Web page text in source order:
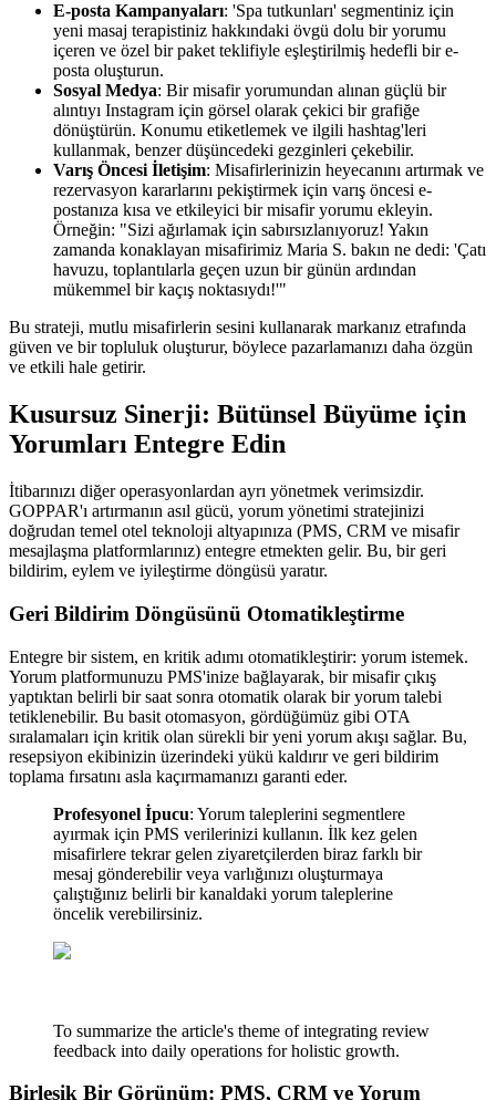
E-posta Kampanyaları: 'Spa tutkunları' segmentiniz için
yeni masaj terapistiniz hakkındaki övgü dolu bir yorumu
içeren ve özel bir paket teklifiyle eşleştirilmiş hedefli bir e-
posta oluşturun.
Sosyal Medya: Bir misafir yorumundan alınan güçlü bir
alıntıyı Instagram için görsel olarak çekici bir grafiğe
dönüştürün. Konumu etiketlemek ve ilgili hashtag'leri
kullanmak, benzer düşüncedeki gezginleri çekebilir.
Varış Öncesi İletişim: Misafirlerinizin heyecanını artırmak ve
rezervasyon kararlarını pekiştirmek için varış öncesi e-
postanıza kısa ve etkileyici bir misafir yorumu ekleyin.
Örneğin: "Sizi ağırlamak için sabırsızlanıyoruz! Yakın
zamanda konaklayan misafirimiz Maria S. bakın ne dedi: 'Çatı
havuzu, toplantılarla geçen uzun bir günün ardından
mükemmel bir kaçış noktasıydı!'"
Bu strateji, mutlu misafirlerin sesini kullanarak markanız etrafında
güven ve bir topluluk oluşturur, böylece pazarlamanızı daha özgün
ve etkili hale getirir.
Kusursuz Sinerji: Bütünsel Büyüme için
Yorumları Entegre Edin
İtibarınızı diğer operasyonlardan ayrı yönetmek verimsizdir.
GOPPAR'ı artırmanın asıl gücü, yorum yönetimi stratejinizi
doğrudan temel otel teknoloji altyapınıza (PMS, CRM ve misafir
mesajlaşma platformlarınız) entegre etmekten gelir. Bu, bir geri
bildirim, eylem ve iyileştirme döngüsü yaratır.
Geri Bildirim Döngüsünü Otomatikleştirme
Entegre bir sistem, en kritik adımı otomatikleştirir: yorum istemek.
Yorum platformunuzu PMS'inize bağlayarak, bir misafir çıkış
yaptıktan belirli bir saat sonra otomatik olarak bir yorum talebi
tetiklenebilir. Bu basit otomasyon, gördüğümüz gibi OTA
sıralamaları için kritik olan sürekli bir yeni yorum akışı sağlar. Bu,
resepsiyon ekibinizin üzerindeki yükü kaldırır ve geri bildirim
toplama fırsatını asla kaçırmamanızı garanti eder.
Profesyonel İpucu: Yorum taleplerini segmentlere
ayırmak için PMS verilerinizi kullanın. İlk kez gelen
misafirlere tekrar gelen ziyaretçilerden biraz farklı bir
mesaj gönderebilir veya varlığınızı oluşturmaya
çalıştığınız belirli bir kanaldaki yorum taleplerine
öncelik verebilirsiniz.
To summarize the article's theme of integrating review
feedback into daily operations for holistic growth.
Birleşik Bir Görünüm: PMS, CRM ve Yorum